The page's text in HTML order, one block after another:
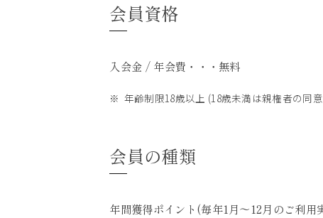
会員資格
入会金 / 年会費・・・無料
年齢制限18歳以上 (18歳未満は親権者の同意
会員の種類
年間獲得ポイント(毎年1月～12月のご利用